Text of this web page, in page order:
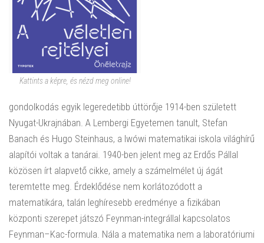
Kattints a képre, és nézd meg online!
gondolkodás egyik legeredetibb úttörője 1914-ben született
Nyugat-Ukrajnában. A Lembergi Egyetemen tanult, Stefan
Banach és Hugo Steinhaus, a lwówi matematikai iskola világhírű
alapítói voltak a tanárai. 1940-ben jelent meg az Erdős Pállal
közösen írt alapvető cikke, amely a számelmélet új ágát
teremtette meg. Érdeklődése nem korlátozódott a
matematikára, talán leghíresebb eredménye a fizikában
központi szerepet játszó Feynman-integrállal kapcsolatos
Feynman–Kac-formula. Nála a matematika nem a laboratóriumi